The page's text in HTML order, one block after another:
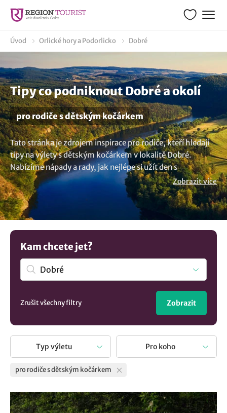
Úvod Orlické hory a Podorlicko Dobré
Tipy co podniknout Dobré a okolí
pro rodiče s dětským kočárkem
Tato stránka je zdrojem inspirace pro rodiče, kteří hledají
tipy na výlety s dětským kočárkem v lokalitě Dobré.
Nabízíme nápady a rady, jak nejlépe si užít den s
miminkem nebo batoletem v kočárku. Zjistěte, kam
vyrazit, co dělat a jaká zajímavá místa navštívit. Všechny
naše tipy jsou navrženy tak, aby vyhovovaly potřebám
vašeho dítěte a zároveň poskytovaly zábavu a pohodlí pro
celou rodinu. Místa, kam se dostanete i s kočárkem nebo
popřípadě s dětsku krosničkou.
Zobrazit více
Kam chcete jet?
Zrušit všechny filtry Zobrazit
Typ výletu Pro koho
pro rodiče s dětským kočárkem